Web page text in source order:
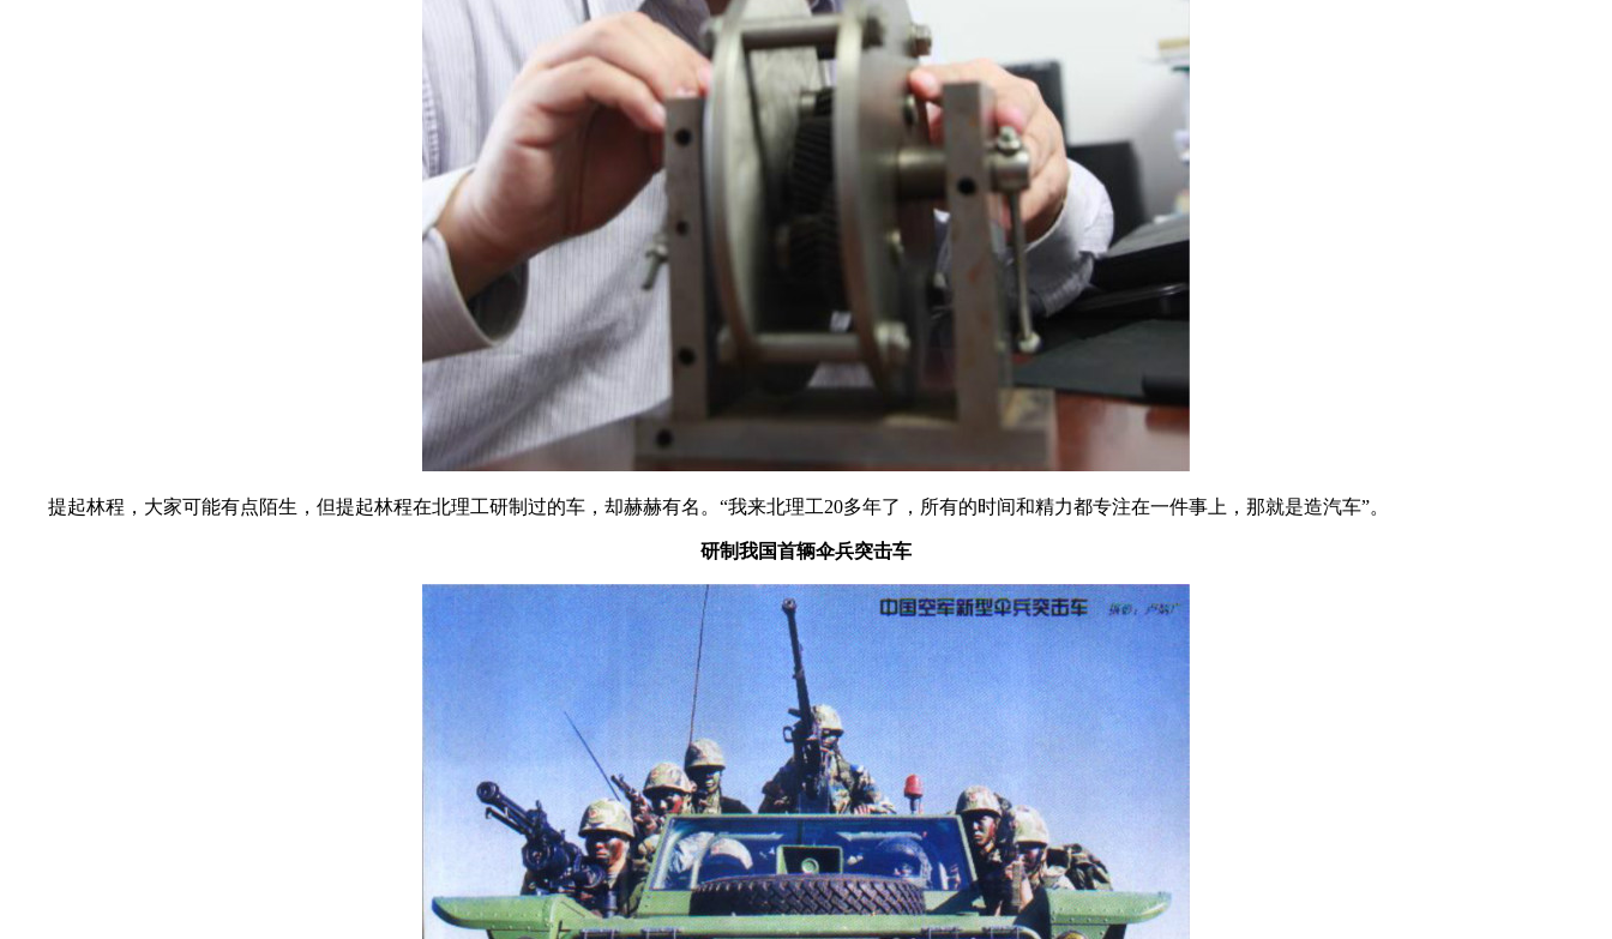
提起林程，大家可能有点陌生，但提起林程在北理工研制过的车，却赫赫有名。“我来北理工20多年了，所有的时间和精力都专注在一件事上，那就是造汽车”。
研制我国首辆伞兵突击车